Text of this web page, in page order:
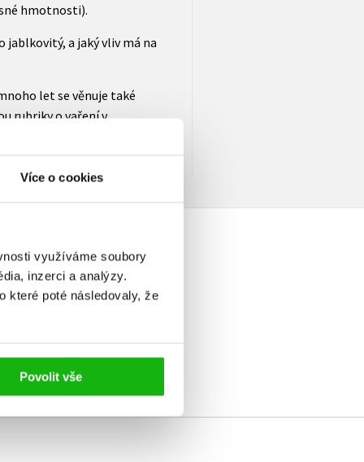
Více o cookies
využíváme soubory
inzerci a analýzy.
které poté následovaly, že
Povolit vše
hmotnosti).
jablkovitý, a jaký vliv má na
let se věnuje také
rubriky o vaření v